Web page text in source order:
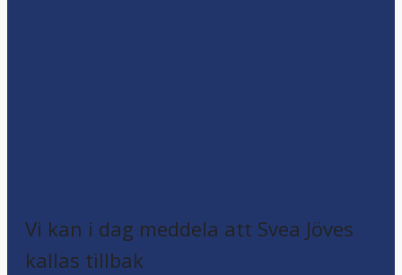
Vi kan i dag meddela att Svea Jöves
kallas tillbak